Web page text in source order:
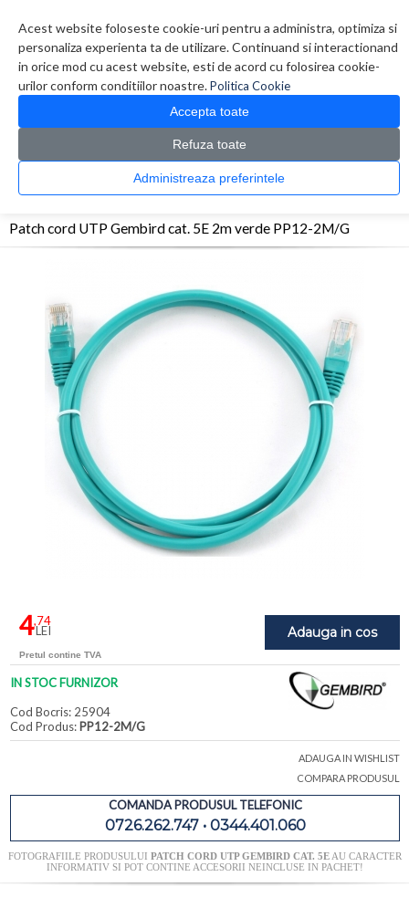
Acest website foloseste cookie-uri pentru a administra, optimiza si
personaliza experienta ta de utilizare. Continuand si interactionand
in orice mod cu acest website, esti de acord cu folosirea cookie-
urilor conform conditiilor noastre.Politica Cookie
Accepta toate
Refuza toate
Administreaza preferintele
0 produs(e)
CATALOG PRODUSE
> Cabluri > Patch cord UTP Gembird cat. 5E 2m verde
Patch cord UTP Gembird cat. 5E 2m verde PP12-2M/G
Adauga in cos
4,74
LEI
Pretul contine TVA
IN STOC FURNIZOR
Cod Bocris: 25904
Cod Produs: PP12-2M/G
ADAUGA IN WISHLIST
COMPARA PRODUSUL
COMANDA PRODUSUL TELEFONIC
0726.262.747 • 0344.401.060
FOTOGRAFIILE PRODUSULUI PATCH CORD UTP GEMBIRD CAT. 5EAU CARACTER
INFORMATIV SI POT CONTINE ACCESORII NEINCLUSE IN PACHET!